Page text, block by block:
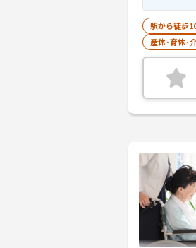
駅から徒歩
産休･育休･